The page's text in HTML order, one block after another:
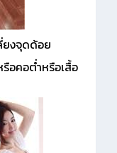
ยงจุดด้อย
อคอต่ำหรือเสื้อ